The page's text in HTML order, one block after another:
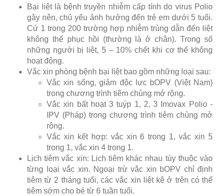
Bại liệt là bệnh truyền nhiễm cấp tính do virus Polio
gây nên, chủ yếu ảnh hưởng đến trẻ em dưới 5 tuổi.
Cứ 1 trong 200 trường hợp nhiễm trùng dẫn đến liệt
không thể phục hồi (thường là ở chân). Trong số
những người bị liệt, 5 – 10% chết khi cơ thể không
hoạt động.
Vắc xin phòng bệnh bại liệt bao gồm những loại sau:
Vắc xin sống, giảm độc lực bOPV (Việt Nam)
trong chương trình tiêm chủng mở rộng.
Vắc xin bất hoạt 3 tuýp 1, 2, 3 Imovax Polio -
IPV (Pháp) trong chương trình tiêm chủng mở
rộng.
Vắc xin kết hợp: vắc xin 6 trong 1, vắc xin 5
trong 1, vắc xin 4 trong 1.
Lịch tiêm vắc xin: Lịch tiêm khác nhau tùy thuộc vào
từng loại vắc xin. Ngoại trừ vắc xin bOPV chỉ định
tiêm từ 2 tháng tuổi, các vắc xin liệt kê ở trên có thể
tiêm sớm cho bé từ 6 tuần tuổi.